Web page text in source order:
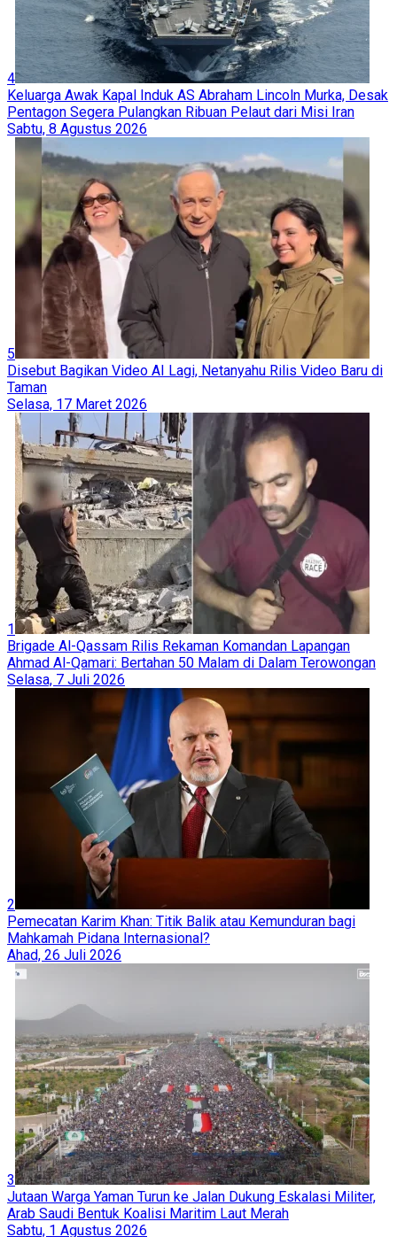
4
Keluarga Awak Kapal Induk AS Abraham Lincoln Murka, Desak
Pentagon Segera Pulangkan Ribuan Pelaut dari Misi Iran
Sabtu, 8 Agustus 2026
5
Disebut Bagikan Video AI Lagi, Netanyahu Rilis Video Baru di
Taman
Selasa, 17 Maret 2026
1
Brigade Al-Qassam Rilis Rekaman Komandan Lapangan
Ahmad Al-Qamari: Bertahan 50 Malam di Dalam Terowongan
Selasa, 7 Juli 2026
2
Pemecatan Karim Khan: Titik Balik atau Kemunduran bagi
Mahkamah Pidana Internasional?
Ahad, 26 Juli 2026
3
Jutaan Warga Yaman Turun ke Jalan Dukung Eskalasi Militer,
Arab Saudi Bentuk Koalisi Maritim Laut Merah
Sabtu, 1 Agustus 2026